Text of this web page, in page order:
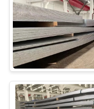
PRIVACY
POLICY